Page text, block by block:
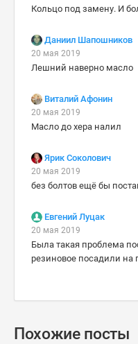
Кольцо под замену. И
Даниил Шапошников
20 мая 2019
Лешний наверно масло
Виталий Афонин
20 мая 2019
Масло до хера налил
Ярик Соколович
20 мая 2019
без болтов ещё бы
Евгений Луцак
20 мая 2019
Была такая проблема
резиновое посадили на
Похожие посты